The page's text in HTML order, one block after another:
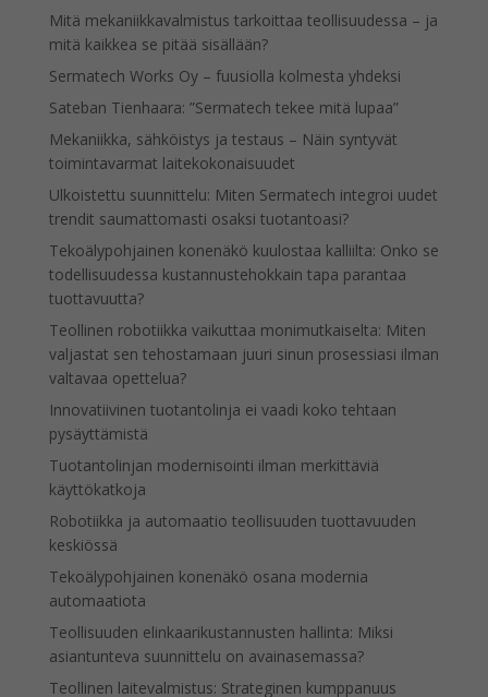
Mitä mekaniikkavalmistus tarkoittaa teollisuudessa – ja
mitä kaikkea se pitää sisällään?
Sermatech Works Oy – fuusiolla kolmesta yhdeksi
Sateban Tienhaara: ”Sermatech tekee mitä lupaa”
Mekaniikka, sähköistys ja testaus – Näin syntyvät
toimintavarmat laitekokonaisuudet
Ulkoistettu suunnittelu: Miten Sermatech integroi uudet
trendit saumattomasti osaksi tuotantoasi?
Tekoälypohjainen konenäkö kuulostaa kalliilta: Onko se
todellisuudessa kustannustehokkain tapa parantaa
tuottavuutta?
Teollinen robotiikka vaikuttaa monimutkaiselta: Miten
valjastat sen tehostamaan juuri sinun prosessiasi ilman
valtavaa opettelua?
Innovatiivinen tuotantolinja ei vaadi koko tehtaan
pysäyttämistä
Tuotantolinjan modernisointi ilman merkittäviä
käyttökatkoja
Robotiikka ja automaatio teollisuuden tuottavuuden
keskiössä
Tekoälypohjainen konenäkö osana modernia
automaatiota
Teollisuuden elinkaarikustannusten hallinta: Miksi
asiantunteva suunnittelu on avainasemassa?
Teollinen laitevalmistus: Strateginen kumppanuus